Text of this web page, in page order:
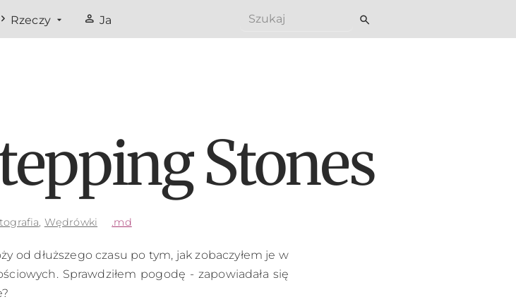
Rzeczy person Ja search
Stones
, Wędrówki .md
od dłuższego czasu po tym, jak zobaczyłem je w
Sprawdziłem pogodę - zapowiadała się